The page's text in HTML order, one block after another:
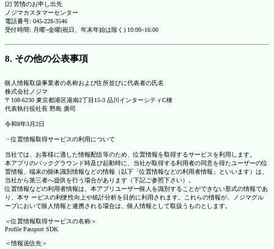
[2] 苦情のお申し出先
ノジマカスタマーセンター
電話番号: 045-228-3546
受付時間: 月曜~金曜(祝日、年末年始は除く) 10:00~16:00
8. その他の公表事項
個人情報取扱事業者の名称および住所並びに代表者の氏名
株式会社ノジマ
〒108-6230 東京都港区港南2丁目15-3 品川インターシティC棟
代表執行役社長 野島 廣司
令和8年3月2日
・位置情報取得サービスの利用について
当社では、お客様に適した情報配信等のため、位置情報を取得するサービスを利用します。
本アプリのバックグラウンド時及び起動時に、当社が取得する利用者の同意を得たユーザーの位
置情報、端末の個体識別情報などの情報（以下「位置情報などの利用者情報」といいます）は、
当社から第三者へ提供を行う場合があります（下記ご参照下さい）。
位置情報などの利用者情報は、本アプリユーザー個人を識別することができない形式の情報であ
り、本サ ービスの利便性向上や統計分析を目的に利用されます。これらの情報が、ノジマグル
ープにおいて個人情報と連携される場合は、個人情報として取扱うものとします。
＜位置情報取得サービスの名称＞
Profile Passport SDK
＜情報送信先＞